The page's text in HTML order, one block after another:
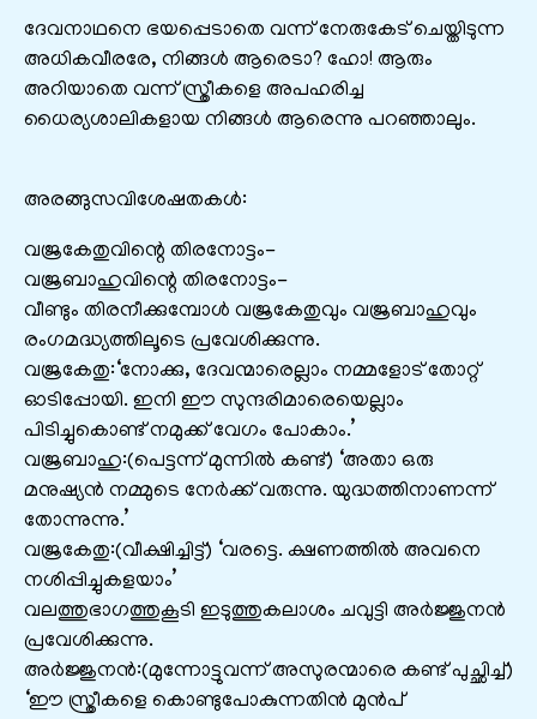
ദേവനാഥനെ ഭയപ്പെടാതെ വന്ന് നേരുകേട് ചെയ്തിടുന്ന
അധികവീരരേ, നിങ്ങള്‍ ആരെടാ? ഹോ! ആരും
അറിയാതെ വന്ന് സ്ത്രീകളെ അപഹരിച്ച
ധൈര്യശാലികളായ നിങ്ങള്‍ ആരെന്നു പറഞ്ഞാലും.
അരങ്ങുസവിശേഷതകൾ:
വജ്രകേതുവിന്റെ തിരനോട്ടം-
വജ്രബാഹുവിന്റെ തിരനോട്ടം-
വീണ്ടും തിരനീക്കുമ്പോള്‍ വജ്രകേതുവും വജ്രബാഹുവും
രംഗമദ്ധ്യത്തിലൂടെ പ്രവേശിക്കുന്നു.
വജ്രകേതു:‘നോക്കു, ദേവന്മാരെല്ലാം നമ്മളോട് തോറ്റ്
ഓടിപ്പോയി. ഇനി ഈ സുന്ദരിമാരെയെല്ലാം
പിടിച്ചുകൊണ്ട് നമുക്ക് വേഗം പോകാം.’
വജ്രബാഹു:(പെട്ടന്ന് മുന്നില്‍ കണ്ട്) ‘അതാ ഒരു
മനുഷ്യന്‍ നമ്മുടെ നേര്‍ക്ക് വരുന്നു. യുദ്ധത്തിനാണന്ന്
തോന്നുന്നു.’
വജ്രകേതു:(വീക്ഷിച്ചിട്ട്) ‘വരട്ടെ. ക്ഷണത്തില്‍ അവനെ
നശിപ്പിച്ചുകളയാം’
വലത്തുഭാഗത്തുകൂടി ഇടുത്തുകലാശം ചവുട്ടി അര്‍ജ്ജുനന്‍
പ്രവേശിക്കുന്നു.
അര്‍ജ്ജുനന്‍:(മുന്നോട്ടുവന്ന് അസുരന്മാരെ കണ്ട് പുച്ഛിച്ച്)
‘ഈ സ്ത്രീകളെ കൊണ്ടുപോകുന്നതിന്‍ മുന്‍പ്